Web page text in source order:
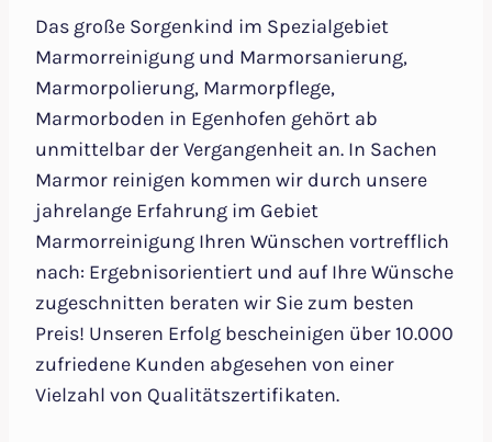
Das große Sorgenkind im Spezialgebiet
Marmorreinigung und Marmorsanierung,
Marmorpolierung, Marmorpflege,
Marmorboden in Egenhofen gehört ab
unmittelbar der Vergangenheit an. In Sachen
Marmor reinigen kommen wir durch unsere
jahrelange Erfahrung im Gebiet
Marmorreinigung Ihren Wünschen vortrefflich
nach: Ergebnisorientiert und auf Ihre Wünsche
zugeschnitten beraten wir Sie zum besten
Preis! Unseren Erfolg bescheinigen über 10.000
zufriedene Kunden abgesehen von einer
Vielzahl von Qualitätszertifikaten.